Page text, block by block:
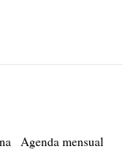
Agenda mensual